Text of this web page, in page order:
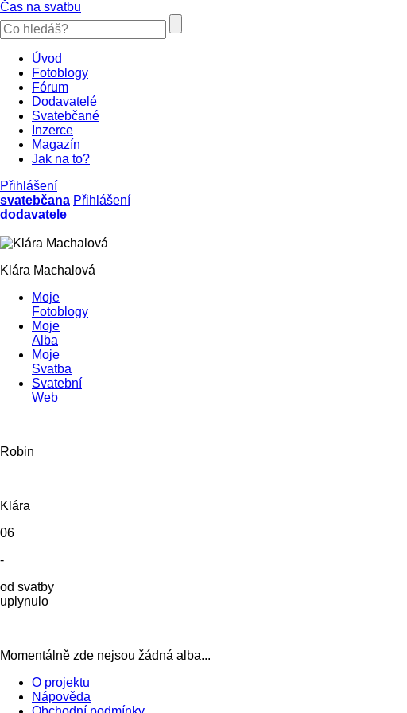
Čas na svatbu
Úvod
Fotoblogy
Fórum
Dodavatelé
Svatebčané
Inzerce
Magazín
Jak na to?
Přihlášení
svatebčana Přihlášení
dodavatele
Klára Machalová
Moje
Fotoblogy
Moje
Alba
Moje
Svatba
Svatební
Web
Robin
Klára
06
-
od svatby
uplynulo
Momentálně zde nejsou žádná alba...
O projektu
Nápověda